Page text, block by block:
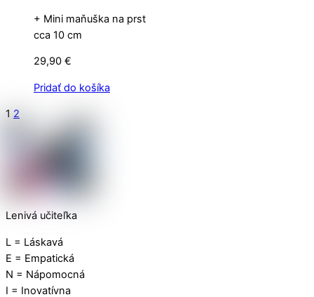
+ Mini maňuška na prst
cca 10 cm
29,90 €
Pridať do košíka
1 2
Lenivá učiteľka
L = Láskavá
E = Empatická
N = Nápomocná
I = Inovatívna